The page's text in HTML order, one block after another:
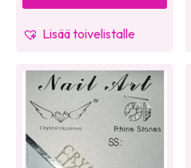
Lisää toivelistalle